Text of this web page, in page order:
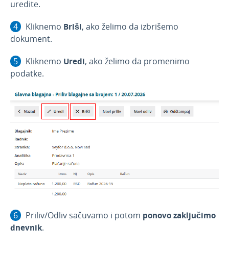
Mobilna aplikacija
Povezivanje sa POS
uredite.
Kliknemo Briši, ako želimo da izbrišemo
dokument.
Kliknemo Uredi, ako želimo da promenimo
podatke.
Priliv/Odliv sačuvamo i potom ponovo zaključimo
dnevnik.